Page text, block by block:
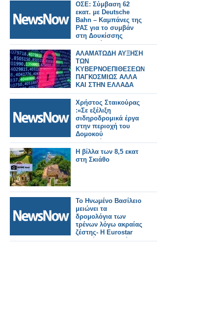
ΟΣΕ: Σύμβαση 62
εκατ. με Deutsche
Bahn – Καμπάνες της
ΡΑΣ για το συμβάν
στη Δουκίσσης
Πλακεντίας.
ΑΛΑΜΑΤΩΔΗ ΑΥΞΗΣΗ
ΤΩΝ
ΚΥΒΕΡΝΟΕΠΙΘΕΣΕΩΝ
ΠΑΓΚΟΣΜΙΩΣ ΑΛΛΑ
ΚΑΙ ΣΤΗΝ ΕΛΛΑΔΑ
Χρήστος Σταικούρας
:«Σε εξέλιξη
σιδηροδρομικά έργα
στην περιοχή του
Δομοκού
αποκατάστασης
Daniel 188 εκατ. ευρώ.
Η βίλλα των 8,5 εκατ
στη Σκιάθο
Το Ηνωμένο Βασίλειο
μειώνει τα
δρομολόγια των
τρένων λόγω ακραίας
ζέστης- Η Eurostar
ακυρώνει ορισμένα